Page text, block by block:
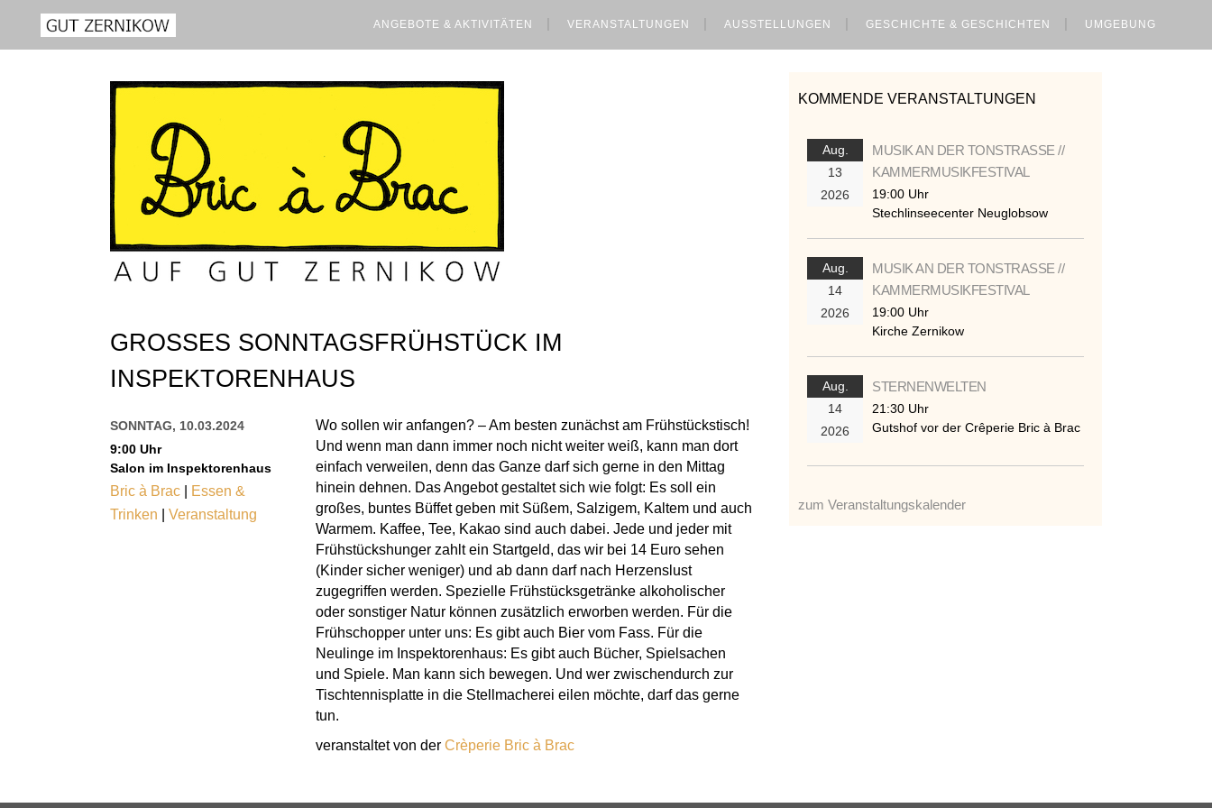
ANGEBOTE & AKTIVITÄTEN VERANSTALTUNGEN AUSSTELLUNGEN GESCHICHTE & GESCHICHTEN UMGEBUNG
GROSSES SONNTAGSFRÜHSTÜCK IM I
NSPEKTORENHAUS
SONNTAG, 10.03.2024
9:00 Uhr
Salon im Inspektorenhaus
Bric à Brac
Essen &
Trinken
Veranstaltung
Wo sollen wir anfangen? – Am besten zunächst am Frühstückstisch!
Und wenn man dann immer noch nicht weiter weiß, kann man dort
einfach verweilen, denn das Ganze darf sich gerne in den Mittag
hinein dehnen. Das Angebot gestaltet sich wie folgt: Es soll ein
großes, buntes Büffet geben mit Süßem, Salzigem, Kaltem und auch
Warmem. Kaffee, Tee, Kakao sind auch dabei. Jede und jeder mit
Frühstückshunger zahlt ein Startgeld, das wir bei 14 Euro sehen
(Kinder sicher weniger) und ab dann darf nach Herzenslust
zugegriffen werden. Spezielle Frühstücksgetränke alkoholischer
oder sonstiger Natur können zusätzlich erworben werden. Für die
Frühschopper unter uns: Es gibt auch Bier vom Fass. Für die
Neulinge im Inspektorenhaus: Es gibt auch Bücher, Spielsachen
und Spiele. Man kann sich bewegen. Und wer zwischendurch zur
Tischtennisplatte in die Stellmacherei eilen möchte, darf das gerne
tun.
veranstaltet von der Crèperie Bric à Brac
KOMMENDE VERANSTALTUNGEN
Aug.
13
2026
MUSIK AN DER TONSTRASSE //
KAMMERMUSIKFESTIVAL
19:00 Uhr
Stechlinseecenter Neuglobsow
Aug.
14
2026
MUSIK AN DER TONSTRASSE //
KAMMERMUSIKFESTIVAL
19:00 Uhr
Kirche Zernikow
Aug.
14
2026
STERNENWELTEN
21:30 Uhr
Gutshof vor der Crêperie Bric à Brac
zum Veranstaltungskalender